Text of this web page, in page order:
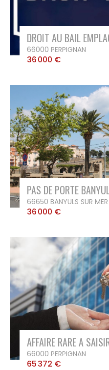
DROIT AU BAIL
66000 PERPIGNAN
36 000 €
PAS DE PORTE
66650 BANYULS SUR MER
36 000 €
AFFAIRE RARE A
66000 PERPIGNAN
65 372 €